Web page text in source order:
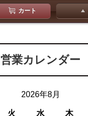
カート
営業カレンダー
2026年8月
火 水 木